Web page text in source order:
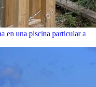
en una piscina particular a